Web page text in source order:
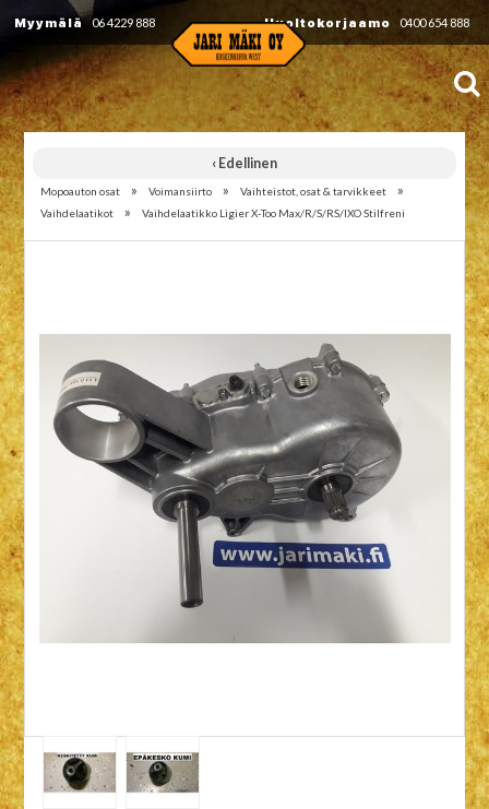
Myymälä 06 4229 888 Huoltokorjaamo 0400 654 888
‹ Edellinen
Mopoauton osat » Voimansiirto » Vaihteistot, osat & tarvikkeet »
Vaihdelaatikot » Vaihdelaatikko Ligier X-Too Max/R/S/RS/IXO Stilfreni